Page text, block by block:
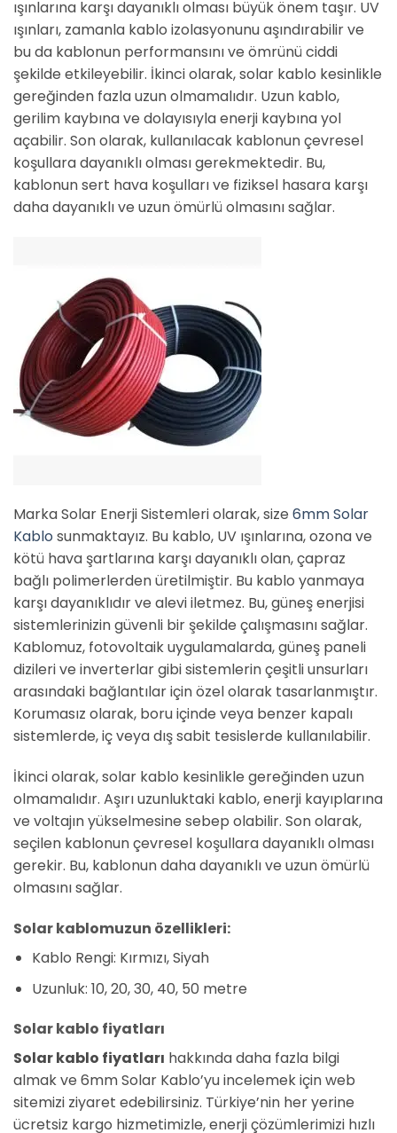
ışınlarına karşı dayanıklı olması büyük önem taşır. UV
ışınları, zamanla kablo izolasyonunu aşındırabilir ve
bu da kablonun performansını ve ömrünü ciddi
şekilde etkileyebilir. İkinci olarak, solar kablo kesinlikle
gereğinden fazla uzun olmamalıdır. Uzun kablo,
gerilim kaybına ve dolayısıyla enerji kaybına yol
açabilir. Son olarak, kullanılacak kablonun çevresel
koşullara dayanıklı olması gerekmektedir. Bu,
kablonun sert hava koşulları ve fiziksel hasara karşı
daha dayanıklı ve uzun ömürlü olmasını sağlar.
Marka Solar Enerji Sistemleri olarak, size 6mm Solar
Kablo sunmaktayız. Bu kablo, UV ışınlarına, ozona ve
kötü hava şartlarına karşı dayanıklı olan, çapraz
bağlı polimerlerden üretilmiştir. Bu kablo yanmaya
karşı dayanıklıdır ve alevi iletmez. Bu, güneş enerjisi
sistemlerinizin güvenli bir şekilde çalışmasını sağlar.
Kablomuz, fotovoltaik uygulamalarda, güneş paneli
dizileri ve inverterlar gibi sistemlerin çeşitli unsurları
arasındaki bağlantılar için özel olarak tasarlanmıştır.
Korumasız olarak, boru içinde veya benzer kapalı
sistemlerde, iç veya dış sabit tesislerde kullanılabilir.
İkinci olarak, solar kablo kesinlikle gereğinden uzun
olmamalıdır. Aşırı uzunluktaki kablo, enerji kayıplarına
ve voltajın yükselmesine sebep olabilir. Son olarak,
seçilen kablonun çevresel koşullara dayanıklı olması
gerekir. Bu, kablonun daha dayanıklı ve uzun ömürlü
olmasını sağlar.
Solar kablomuzun özellikleri:
Kablo Rengi: Kırmızı, Siyah
Uzunluk: 10, 20, 30, 40, 50 metre
Solar kablo fiyatları
Solar kablo fiyatları hakkında daha fazla bilgi
almak ve 6mm Solar Kablo’yu incelemek için web
sitemizi ziyaret edebilirsiniz. Türkiye’nin her yerine
ücretsiz kargo hizmetimizle, enerji çözümlerimizi hızlı